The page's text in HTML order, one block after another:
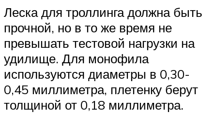
Леска для троллинга должна быть
прочной, но в то же время не
превышать тестовой нагрузки на
удилище. Для монофила
используются диаметры в 0,30-
0,45 миллиметра, плетенку берут
толщиной от 0,18 миллиметра.